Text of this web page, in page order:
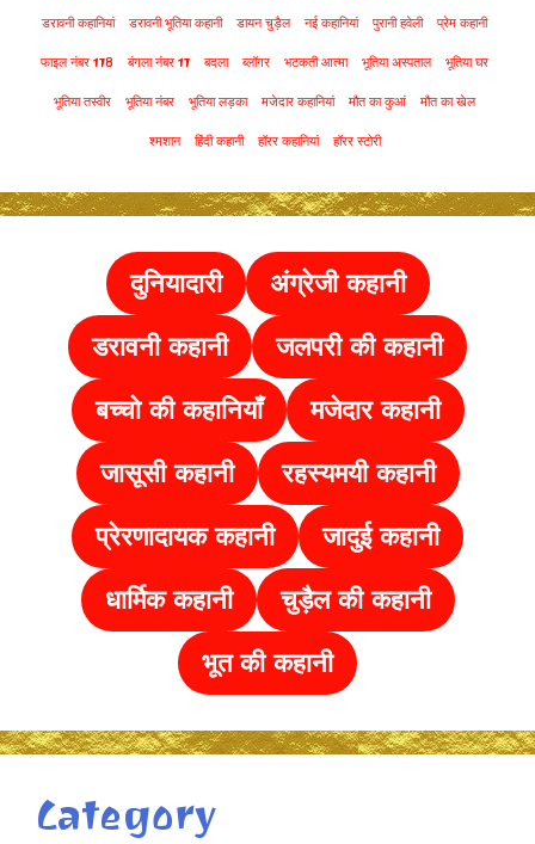
डरावनी कहानियां डरावनी भूतिया कहानी डायन चुड़ैल नई कहानियां पुरानी हवेली प्रेम कहानी
फाइल नंबर 178 बंगला नंबर 17 बदला ब्लॉगर भटकती आत्मा भूतिया अस्पताल भूतिया घर
भूतिया तस्वीर भूतिया नंबर भूतिया लड़का मजेदार कहानियां मौत का कुआं मौत का खेल
श्मशान हिंदी कहानी हॉरर कहानियां हॉरर स्टोरी
दुनियादारी
अंग्रेजी कहानी
डरावनी कहानी
जलपरी की कहानी
बच्चो की कहानियाँ
मजेदार कहानी
जासूसी कहानी
रहस्यमयी कहानी
प्रेरणादायक कहानी
जादुई कहानी
धार्मिक कहानी
चुड़ैल की कहानी
भूत की कहानी
Category